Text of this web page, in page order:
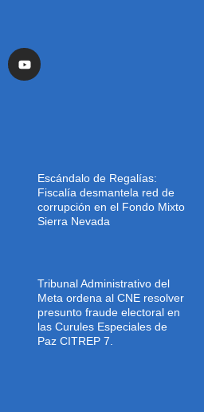
Escándalo de Regalías:
Fiscalía desmantela red de
corrupción en el Fondo Mixto
Sierra Nevada
Tribunal Administrativo del
Meta ordena al CNE resolver
presunto fraude electoral en
las Curules Especiales de
Paz CITREP 7.